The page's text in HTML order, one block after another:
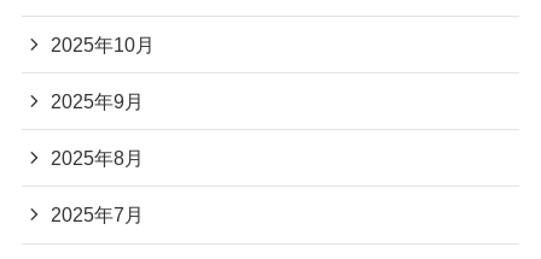
2025年10月
2025年9月
2025年8月
2025年7月